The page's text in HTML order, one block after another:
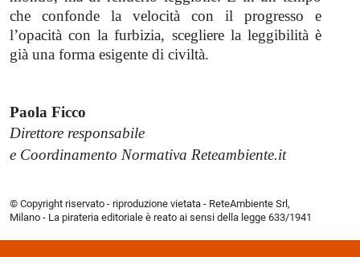
che confonde la velocità con il progresso e
l’opacità con la furbizia, scegliere la leggibilità è
già una forma esigente di civiltà.
Paola Ficco
Direttore responsabile
e Coordinamento Normativa Reteambiente.it
© Copyright riservato - riproduzione vietata - ReteAmbiente Srl,
Milano - La pirateria editoriale è reato ai sensi della legge 633/1941